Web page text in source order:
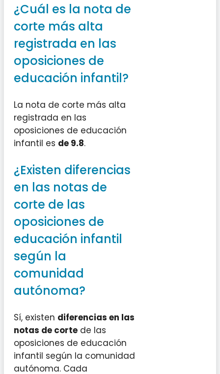
¿Cuál es la nota de
corte más alta
registrada en las
oposiciones de
educación infantil?
La nota de corte más alta
registrada en las
oposiciones de educación
infantil es de 9.8.
¿Existen diferencias
en las notas de
corte de las
oposiciones de
educación infantil
según la
comunidad
autónoma?
Sí, existen diferencias en las
notas de corte de las
oposiciones de educación
infantil según la comunidad
autónoma. Cada